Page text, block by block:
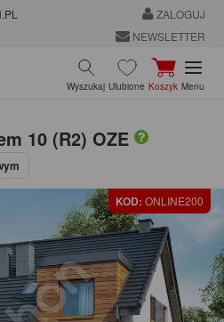
ZALOGUJ
NEWSLETTER
Wyszukaj Ulubione Koszyk Menu
10 (R2) OZE
KOD: ONLINE200